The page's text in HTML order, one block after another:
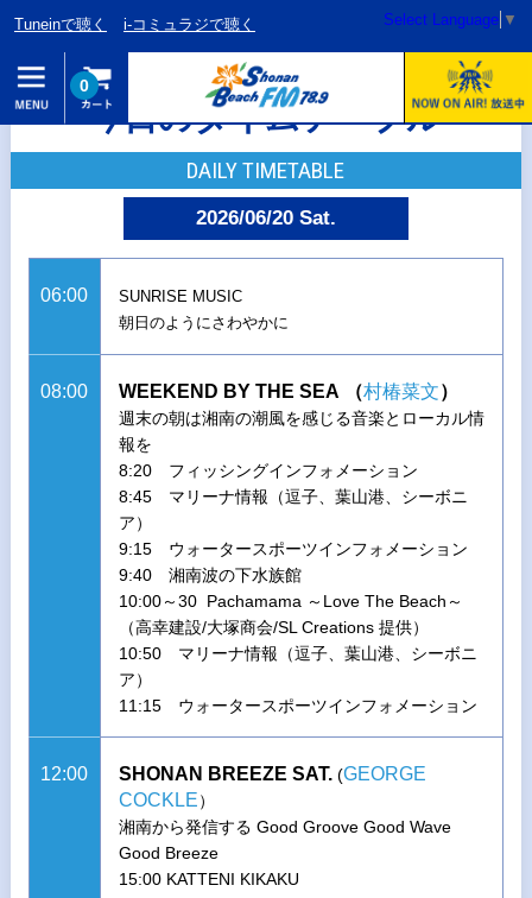
Tuneinで聴く i-コミュラジで聴く Select Language ▼
0
今日のタイムテーブル
DAILY TIMETABLE
2026/06/20 Sat.
06:00
SUNRISE MUSIC
朝日のようにさわやかに
08:00 WEEKEND BY THE SEA （村椿菜文）
週末の朝は湘南の潮風を感じる音楽とローカル情
報を
8:20 フィッシングインフォメーション
8:45 マリーナ情報（逗子、葉山港、シーボニ
ア）
9:15 ウォータースポーツインフォメーション
9:40 湘南波の下水族館
10:00～30 Pachamama ～Love The Beach～
（高幸建設/大塚商会/SL Creations 提供）
10:50 マリーナ情報（逗子、葉山港、シーボニ
ア）
11:15 ウォータースポーツインフォメーション
12:00 SHONAN BREEZE SAT.(GEORGE
COCKLE）
湘南から発信する Good Groove Good Wave
Good Breeze
15:00 KATTENI KIKAKU